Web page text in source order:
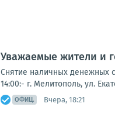
Уважаемые жители и
Снятие наличных денежных
14:00:- г. Мелитополь, ул.
ОФИЦ. Вчера, 18:21